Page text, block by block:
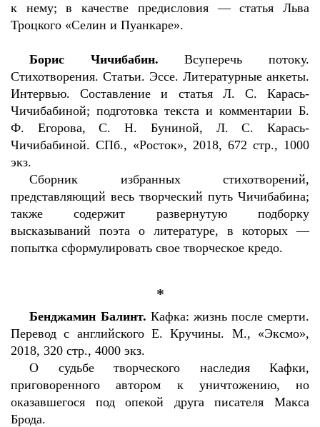
к нему; в качестве предисловия — статья Льва
Троцкого «Селин и Пуанкаре».
Борис Чичибабин. Всуперечь потоку.
Стихотворения. Статьи. Эссе. Литературные анкеты.
Интервью. Составление и статья Л. С. Карась-
Чичибабиной; подготовка текста и комментарии Б.
Ф. Егорова, С. Н. Буниной, Л. С. Карась-
Чичибабиной. СПб., «Росток», 2018, 672 стр., 1000
экз.
Сборник избранных стихотворений,
представляющий весь творческий путь Чичибабина;
также содержит развернутую подборку
высказываний поэта о литературе, в которых —
попытка сформулировать свое творческое кредо.
*
Бенджамин Балинт. Кафка: жизнь после смерти.
Перевод с английского Е. Кручины. М., «Эксмо»,
2018, 320 стр., 4000 экз.
О судьбе творческого наследия Кафки,
приговоренного автором к уничтожению, но
оказавшегося под опекой друга писателя Макса
Брода.